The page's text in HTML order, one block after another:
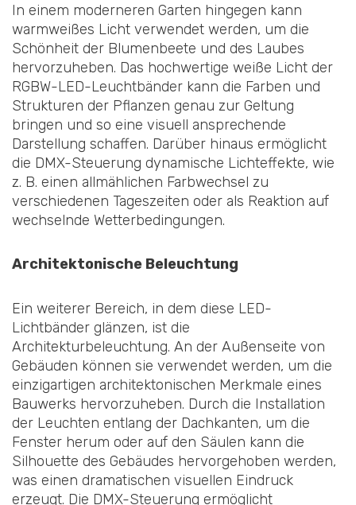
In einem moderneren Garten hingegen kann
warmweißes Licht verwendet werden, um die
Schönheit der Blumenbeete und des Laubes
hervorzuheben. Das hochwertige weiße Licht der
RGBW-LED-Leuchtbänder kann die Farben und
Strukturen der Pflanzen genau zur Geltung
bringen und so eine visuell ansprechende
Darstellung schaffen. Darüber hinaus ermöglicht
die DMX-Steuerung dynamische Lichteffekte, wie
z. B. einen allmählichen Farbwechsel zu
verschiedenen Tageszeiten oder als Reaktion auf
wechselnde Wetterbedingungen.
Architektonische Beleuchtung
Ein weiterer Bereich, in dem diese LED-
Lichtbänder glänzen, ist die
Architekturbeleuchtung. An der Außenseite von
Gebäuden können sie verwendet werden, um die
einzigartigen architektonischen Merkmale eines
Bauwerks hervorzuheben. Durch die Installation
der Leuchten entlang der Dachkanten, um die
Fenster herum oder auf den Säulen kann die
Silhouette des Gebäudes hervorgehoben werden,
was einen dramatischen visuellen Eindruck
erzeugt. Die DMX-Steuerung ermöglicht